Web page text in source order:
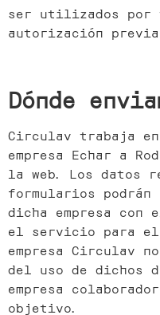
ser utilizados por
autorización
Dónde
Circulav trabaja
empresa Echar a
la web. Los datos
formularios podrán
dicha empresa
el servicio para
empresa Circulav
del uso de dichos
empresa
objetivo.